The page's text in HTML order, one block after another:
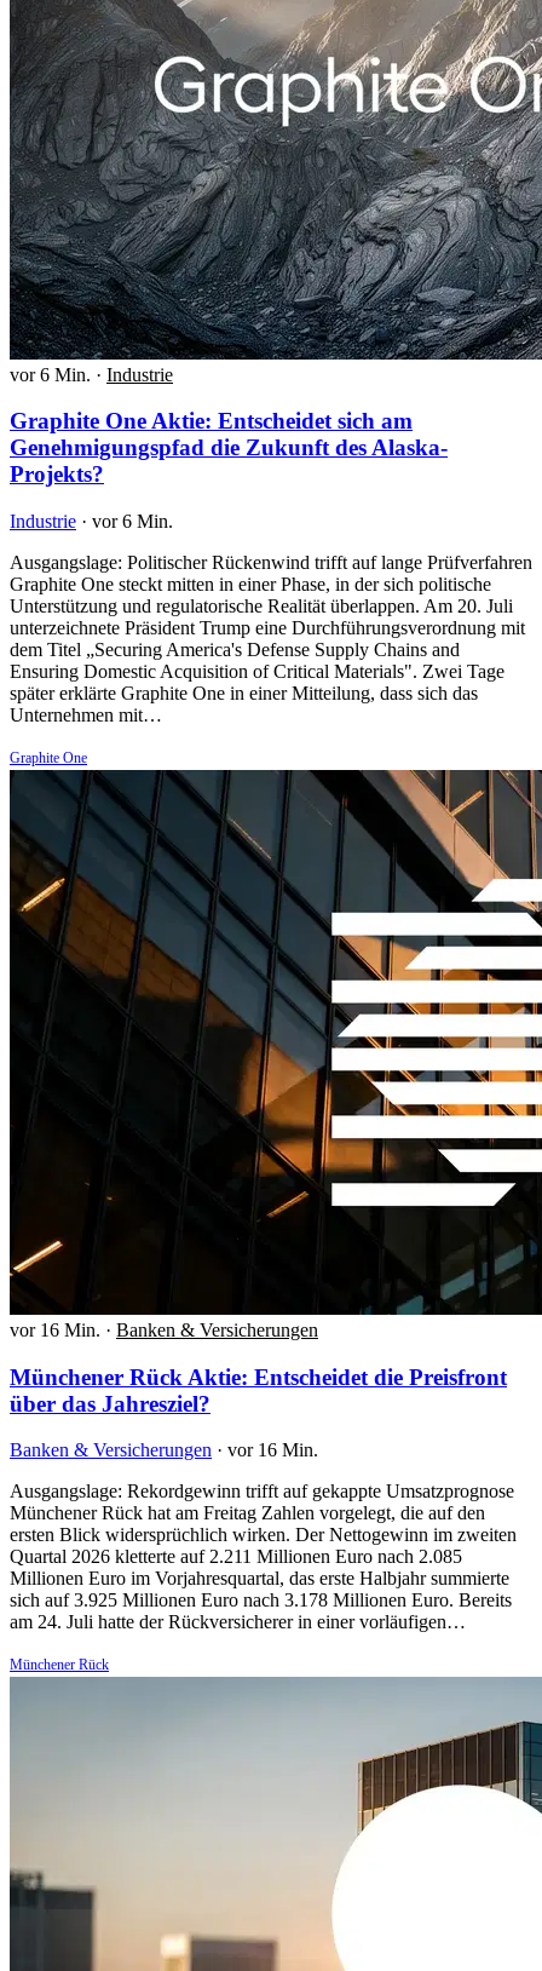
vor 6 Min. · Industrie
Graphite One Aktie: Entscheidet sich am
Genehmigungspfad die Zukunft des Alaska-
Projekts?
Industrie · vor 6 Min.
Ausgangslage: Politischer Rückenwind trifft auf lange Prüfverfahren
Graphite One steckt mitten in einer Phase, in der sich politische
Unterstützung und regulatorische Realität überlappen. Am 20. Juli
unterzeichnete Präsident Trump eine Durchführungsverordnung mit
dem Titel „Securing America's Defense Supply Chains and
Ensuring Domestic Acquisition of Critical Materials". Zwei Tage
später erklärte Graphite One in einer Mitteilung, dass sich das
Unternehmen mit…
Graphite One
vor 16 Min. · Banken & Versicherungen
Münchener Rück Aktie: Entscheidet die Preisfront
über das Jahresziel?
Banken & Versicherungen · vor 16 Min.
Ausgangslage: Rekordgewinn trifft auf gekappte Umsatzprognose
Münchener Rück hat am Freitag Zahlen vorgelegt, die auf den
ersten Blick widersprüchlich wirken. Der Nettogewinn im zweiten
Quartal 2026 kletterte auf 2.211 Millionen Euro nach 2.085
Millionen Euro im Vorjahresquartal, das erste Halbjahr summierte
sich auf 3.925 Millionen Euro nach 3.178 Millionen Euro. Bereits
am 24. Juli hatte der Rückversicherer in einer vorläufigen…
Münchener Rück